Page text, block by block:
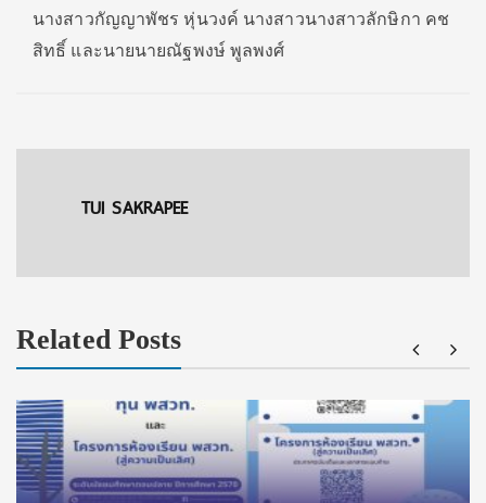
นางสาวกัญญาพัชร หุ่นวงค์ นางสาวนางสาวลักษิกา คช
สิทธิ์ และนายนายณัฐพงษ์ พูลพงศ์
TUI SAKRAPEE
Related Posts